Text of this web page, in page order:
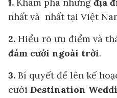
1. Khám phá những địa
nhất và nhất tại Việt
2. Hiểu rõ ưu điểm và
đám cưới ngoài trời.
3. Bí quyết để lên kế
cưới Destination